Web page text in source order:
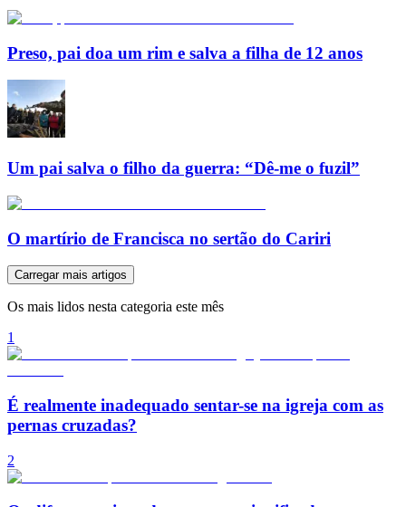
Preso, pai doa um rim e salva a filha de 12 anos
Um pai salva o filho da guerra: “Dê-me o fuzil”
O martírio de Francisca no sertão do Cariri
Carregar mais artigos
Os mais lidos nesta categoria este mês
1
É realmente inadequado sentar-se na igreja com as
pernas cruzadas?
2